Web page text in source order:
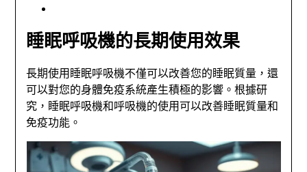
睡眠呼吸機的長期使用效果
長期使用睡眠呼吸機不僅可以改善您的睡眠質量，還
可以對您的身體免疫系統產生積極的影響。根據研
究，睡眠呼吸機和呼吸機的使用可以改善睡眠質量和
免疫功能。